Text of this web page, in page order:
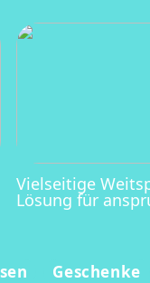
Vielseitige
Lösung für
Geschenke